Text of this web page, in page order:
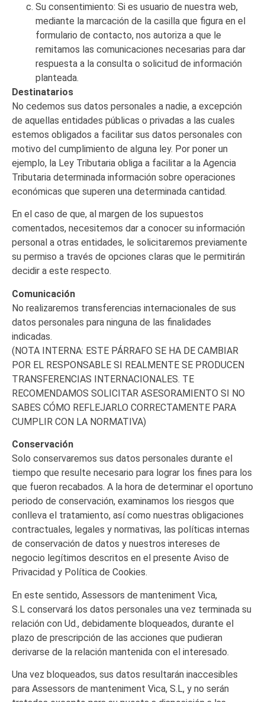
Su consentimiento: Si es usuario de nuestra web,
mediante la marcación de la casilla que figura en el
formulario de contacto, nos autoriza a que le
remitamos las comunicaciones necesarias para dar
respuesta a la consulta o solicitud de información
planteada.
Destinatarios
No cedemos sus datos personales a nadie, a excepción
de aquellas entidades públicas o privadas a las cuales
estemos obligados a facilitar sus datos personales con
motivo del cumplimiento de alguna ley. Por poner un
ejemplo, la Ley Tributaria obliga a facilitar a la Agencia
Tributaria determinada información sobre operaciones
económicas que superen una determinada cantidad.
En el caso de que, al margen de los supuestos
comentados, necesitemos dar a conocer su información
personal a otras entidades, le solicitaremos previamente
su permiso a través de opciones claras que le permitirán
decidir a este respecto.
Comunicación
No realizaremos transferencias internacionales de sus
datos personales para ninguna de las finalidades
indicadas.
(NOTA INTERNA: ESTE PÁRRAFO SE HA DE CAMBIAR
POR EL RESPONSABLE SI REALMENTE SE PRODUCEN
TRANSFERENCIAS INTERNACIONALES. TE
RECOMENDAMOS SOLICITAR ASESORAMIENTO SI NO
SABES CÓMO REFLEJARLO CORRECTAMENTE PARA
CUMPLIR CON LA NORMATIVA)
Conservación
Solo conservaremos sus datos personales durante el
tiempo que resulte necesario para lograr los fines para los
que fueron recabados. A la hora de determinar el oportuno
periodo de conservación, examinamos los riesgos que
conlleva el tratamiento, así como nuestras obligaciones
contractuales, legales y normativas, las políticas internas
de conservación de datos y nuestros intereses de
negocio legítimos descritos en el presente Aviso de
Privacidad y Política de Cookies.
En este sentido, Assessors de manteniment Vica,
S.L conservará los datos personales una vez terminada su
relación con Ud., debidamente bloqueados, durante el
plazo de prescripción de las acciones que pudieran
derivarse de la relación mantenida con el interesado.
Una vez bloqueados, sus datos resultarán inaccesibles
para Assessors de manteniment Vica, S.L, y no serán